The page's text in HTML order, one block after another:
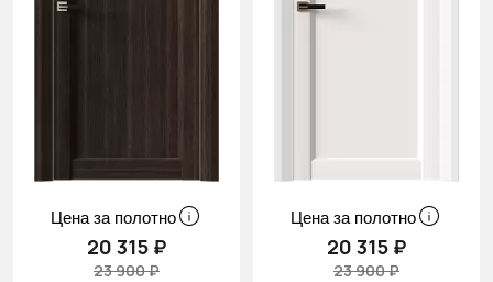
Цена за полотно
20 315 ₽
23 900 ₽
Цена за полотно
20 315 ₽
23 900 ₽